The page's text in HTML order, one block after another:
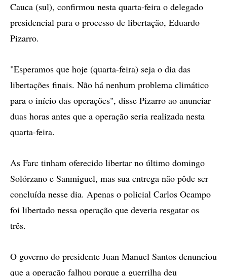
Cauca (sul), confirmou nesta quarta-feira o delegado
presidencial para o processo de libertação, Eduardo
Pizarro.
"Esperamos que hoje (quarta-feira) seja o dia das
libertações finais. Não há nenhum problema climático
para o início das operações", disse Pizarro ao anunciar
duas horas antes que a operação seria realizada nesta
quarta-feira.
As Farc tinham oferecido libertar no último domingo
Solórzano e Sanmiguel, mas sua entrega não pôde ser
concluída nesse dia. Apenas o policial Carlos Ocampo
foi libertado nessa operação que deveria resgatar os
três.
O governo do presidente Juan Manuel Santos denunciou
que a operação falhou porque a guerrilha deu